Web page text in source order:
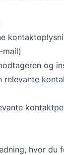
mail)
og
relevante
hvor du